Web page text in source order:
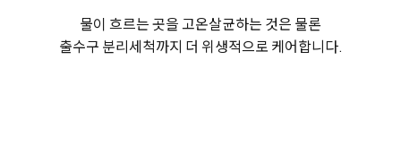
물이 흐르는 곳을 고온살균하는 것은 물론
출수구 분리세척까지 더 위생적으로 케어합니다.